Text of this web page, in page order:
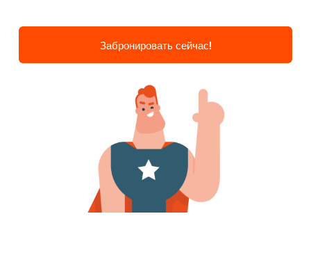
Забронировать сейчас!